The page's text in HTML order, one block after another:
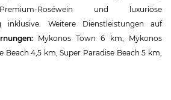
Roséwein und luxuriöse
inklusive. Weitere Dienstleistungen auf
Mykonos Town 6 km, Mykonos
Beach 4,5 km, Super Paradise Beach 5 km,